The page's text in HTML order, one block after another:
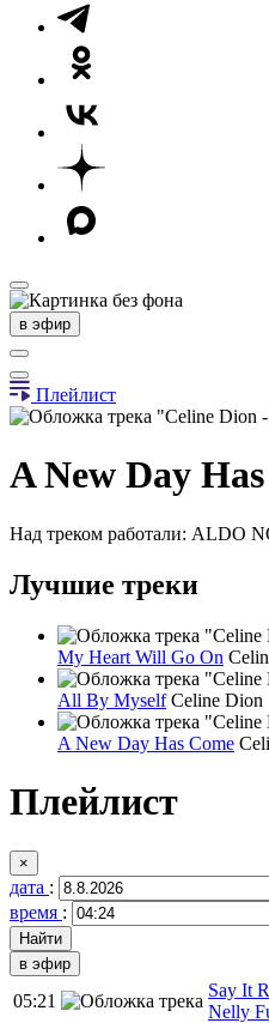
в эфир
Плейлист
A New Day
Над треком работали: ALDO
Лучшие треки
My Heart Will Go On
All By Myself Celine Dion
A New Day Has Come
Плейлист
×
дата :
время :
в эфир
05:21
Say It
Nelly